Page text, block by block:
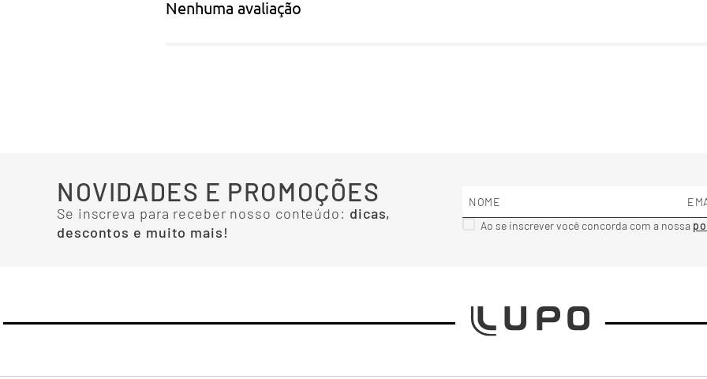
Nenhuma avaliação
NOVIDADES E PROMOÇÕES
Se inscreva para receber nosso conteúdo: dicas,
descontos e muito mais!
Ao se inscrever você concorda com a nossa